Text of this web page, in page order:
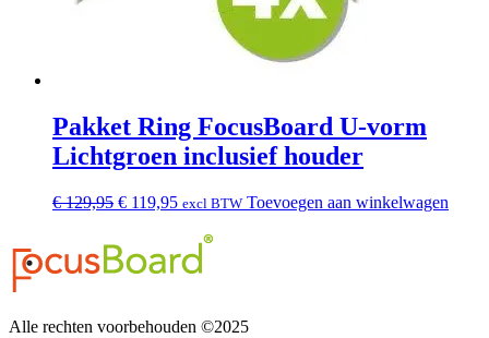
Pakket Ring FocusBoard U-vorm
Lichtgroen inclusief houder
€129,95 Oorspronkelijke
€ 129,95.
€ 119,95Huidige
€ 119,95.
excl BTW Toevoegen aan winkelwagen
Alle rechten voorbehouden ©2025